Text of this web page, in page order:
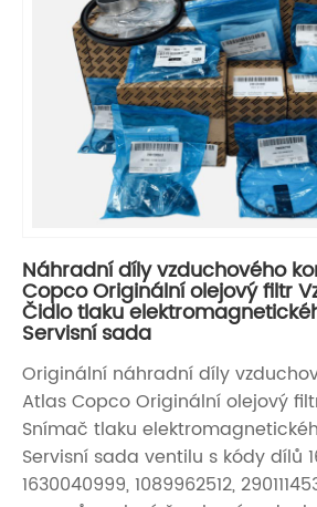
Náhradní díly vzduchového
Copco Originální olejový filtr
Čidlo tlaku
Servisní sada
Originální náhradní díly
Atlas Copco Originální olejový
Snímač tlaku
Servisní sada ventilu s kódy dílů
1630040999, 1089962512,